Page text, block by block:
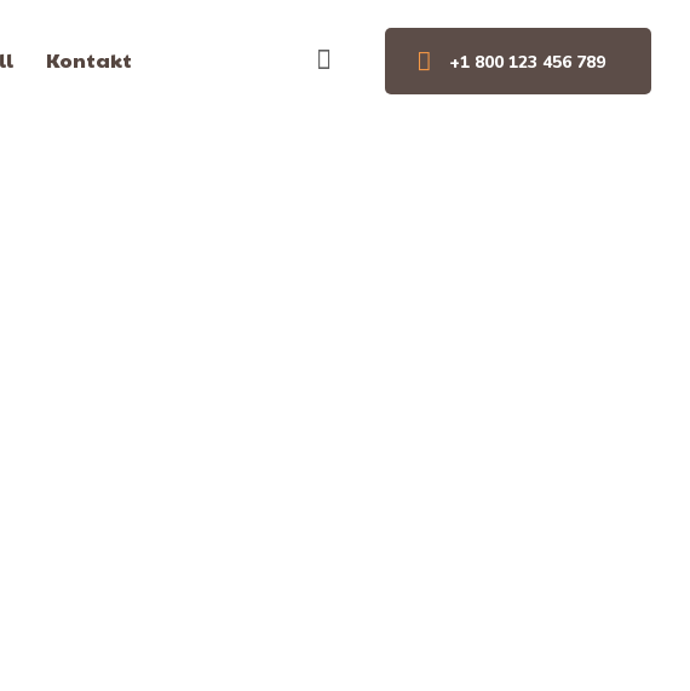
Kontakt +1 800 123 456 789